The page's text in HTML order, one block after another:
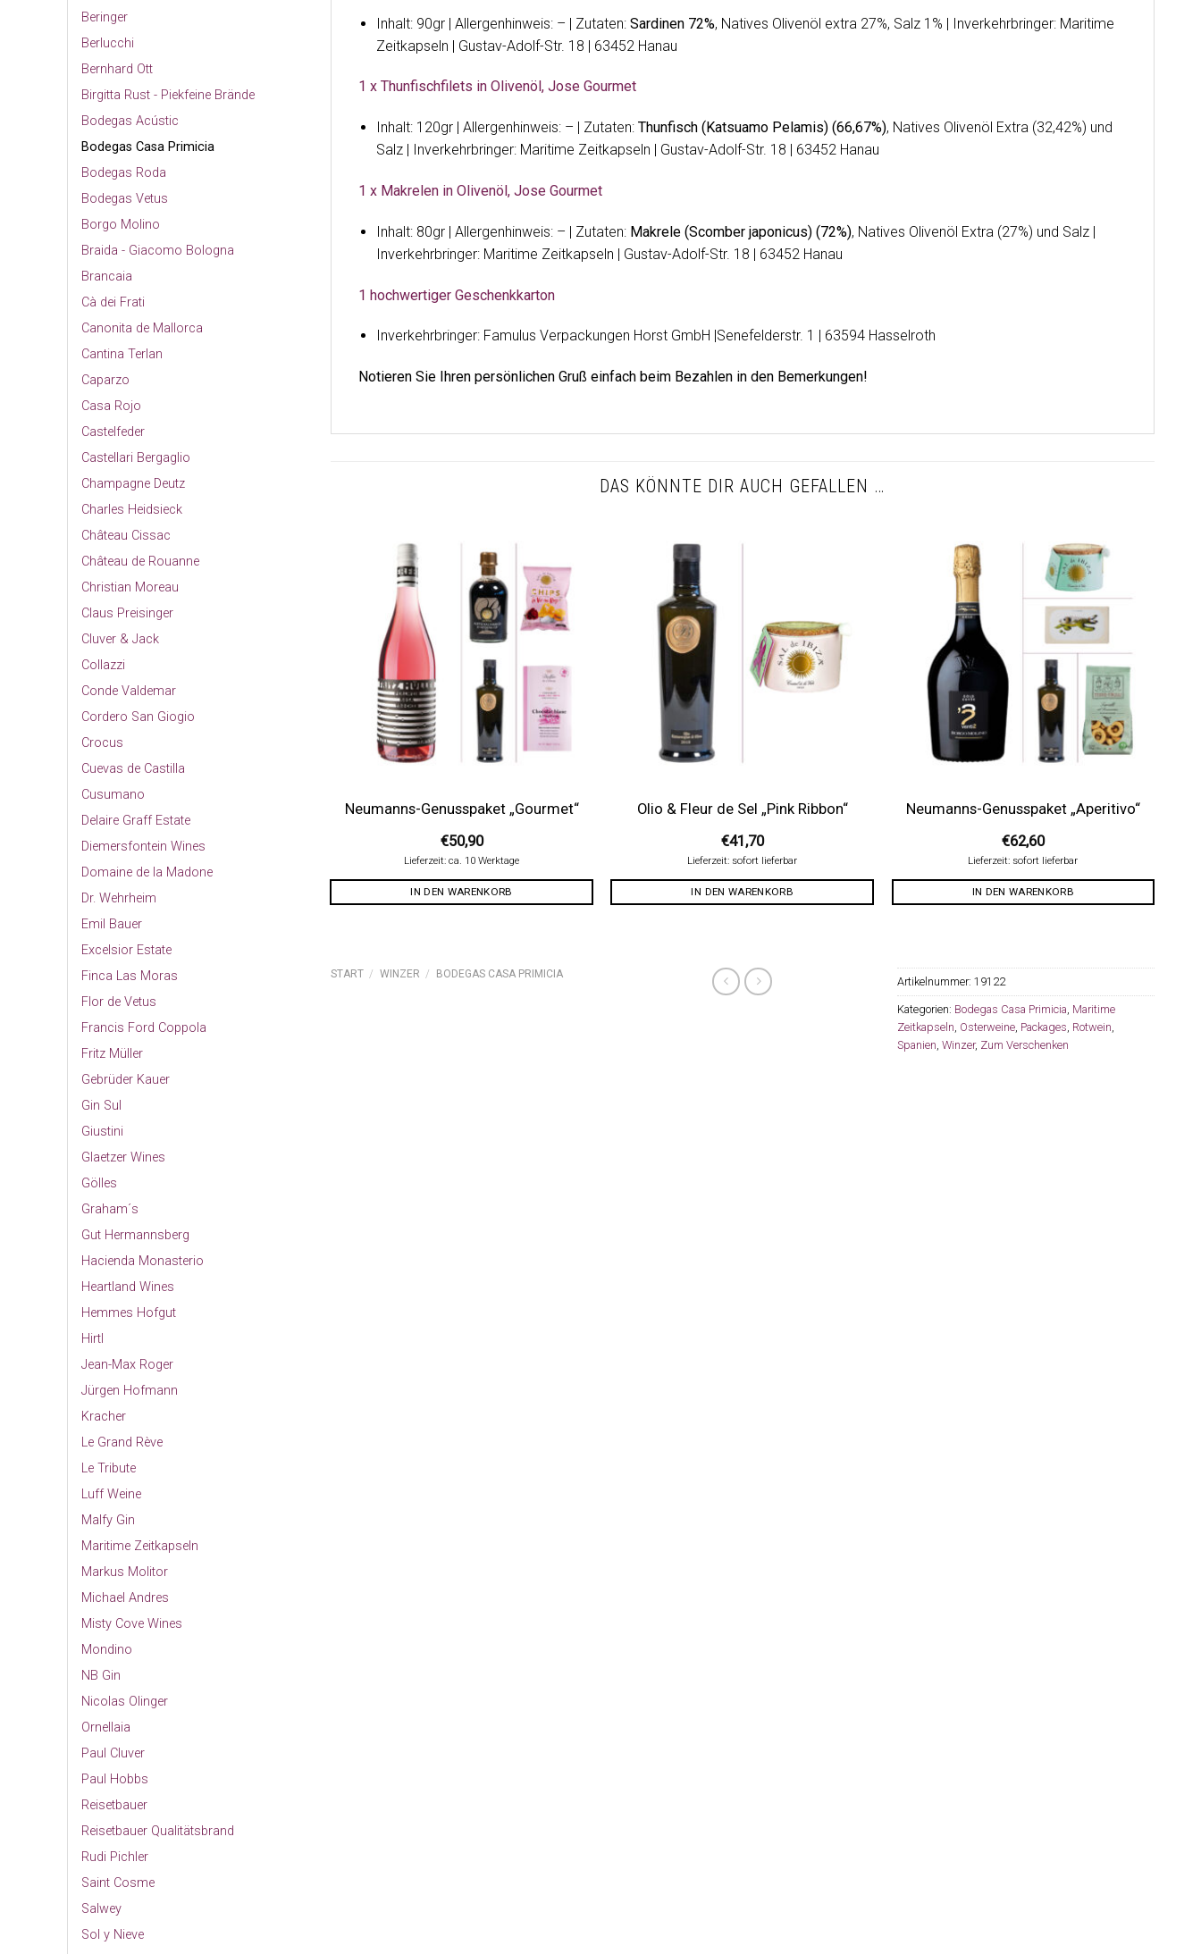
Beringer
Berlucchi
Bernhard Ott
Birgitta Rust - Piekfeine Brände
Bodegas Acústic
Bodegas Casa Primicia
Bodegas Roda
Bodegas Vetus
Borgo Molino
Braida - Giacomo Bologna
Brancaia
Cà dei Frati
Canonita de Mallorca
Cantina Terlan
Caparzo
Casa Rojo
Castelfeder
Castellari Bergaglio
Champagne Deutz
Charles Heidsieck
Château Cissac
Château de Rouanne
Christian Moreau
Claus Preisinger
Cluver & Jack
Collazzi
Conde Valdemar
Cordero San Giogio
Crocus
Cuevas de Castilla
Cusumano
Delaire Graff Estate
Diemersfontein Wines
Domaine de la Madone
Dr. Wehrheim
Emil Bauer
Excelsior Estate
Finca Las Moras
Flor de Vetus
Francis Ford Coppola
Fritz Müller
Gebrüder Kauer
Gin Sul
Giustini
Glaetzer Wines
Gölles
Graham´s
Gut Hermannsberg
Hacienda Monasterio
Heartland Wines
Hemmes Hofgut
Hirtl
Jean-Max Roger
Jürgen Hofmann
Kracher
Le Grand Rève
Le Tribute
Luff Weine
Malfy Gin
Maritime Zeitkapseln
Markus Molitor
Michael Andres
Misty Cove Wines
Mondino
NB Gin
Nicolas Olinger
Ornellaia
Paul Cluver
Paul Hobbs
Reisetbauer
Reisetbauer Qualitätsbrand
Rudi Pichler
Saint Cosme
Salwey
Sol y Nieve
Inhalt: 90gr | Allergenhinweis: – | Zutaten:Sardinen 72%, Natives Olivenöl extra 27%, Salz 1% | Inverkehrbringer: Maritime
Zeitkapseln | Gustav-Adolf-Str. 18 | 63452 Hanau
1 x Thunfischfilets in Olivenöl, Jose Gourmet
Inhalt: 120gr | Allergenhinweis: – | Zutaten:Thunfisch (Katsuamo Pelamis) (66,67%), Natives Olivenöl Extra (32,42%) und
Salz | Inverkehrbringer: Maritime Zeitkapseln | Gustav-Adolf-Str. 18 | 63452 Hanau
1 x Makrelen in Olivenöl, Jose Gourmet
Inhalt: 80gr | Allergenhinweis: – | Zutaten: Makrele (Scomber japonicus) (72%), Natives Olivenöl Extra (27%) und Salz |
Inverkehrbringer: Maritime Zeitkapseln | Gustav-Adolf-Str. 18 | 63452 Hanau
1 hochwertiger Geschenkkarton
Inverkehrbringer: Famulus Verpackungen Horst GmbH |Senefelderstr. 1 | 63594 Hasselroth
Notieren Sie Ihren persönlichen Gruß einfach beim Bezahlen in den Bemerkungen!
DAS KÖNNTE DIR AUCH GEFALLEN …
Auf die
Wunschliste
Neumanns-Genusspaket „Gourmet“
€50,90
Lieferzeit: ca. 10 Werktage
IN DEN WARENKORB
Olio & Fleur de Sel „Pink Ribbon“
€41,70
Lieferzeit: sofort lieferbar
IN DEN WARENKORB
Wunschliste
Neumanns-Genusspaket „Aperitivo“
€62,60
Lieferzeit: sofort lieferbar
IN DEN WARENKORB
START / WINZER / BODEGAS CASA PRIMICIA
Artikelnummer:19122
Kategorien: Bodegas Casa Primicia, Maritime
Zeitkapseln, Osterweine, Packages, Rotwein,
Spanien,Winzer, Zum Verschenken